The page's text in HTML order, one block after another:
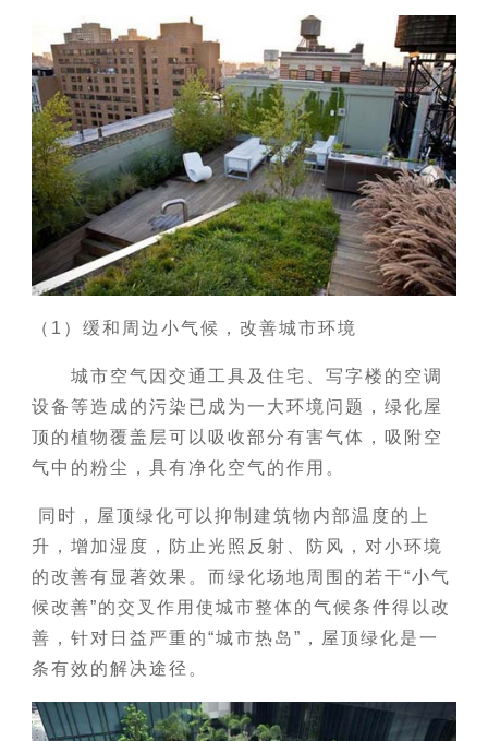
（1）缓和周边小气候，改善城市环境
城市空气因交通工具及住宅、写字楼的空调
设备等造成的污染已成为一大环境问题，绿化屋
顶的植物覆盖层可以吸收部分有害气体，吸附空
气中的粉尘，具有净化空气的作用。
同时，屋顶绿化可以抑制建筑物内部温度的上
升，增加湿度，防止光照反射、防风，对小环境
的改善有显著效果。而绿化场地周围的若干“小气
候改善”的交叉作用使城市整体的气候条件得以改
善，针对日益严重的“城市热岛”，屋顶绿化是一
条有效的解决途径。